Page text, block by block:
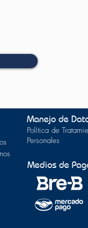
Manejo de
Política de
Personales
Medios de